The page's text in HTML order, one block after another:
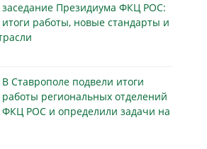
заседание Президиума ФКЦ РОС:
итоги работы, новые стандарты и
В Ставрополе подвели итоги
работы региональных отделений
ФКЦ РОС и определили задачи на